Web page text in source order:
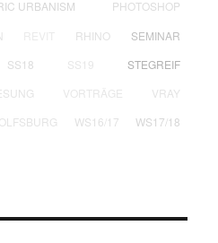
URBANISM
PHOTOSHOP
RHINO
SEMINAR
SS18 SS19
STEGREIF
VORTRÄGE
VRAY
WS16/17
WS17/18